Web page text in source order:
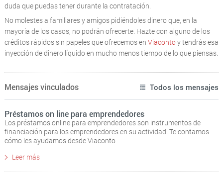
duda que puedas tener durante la contratación.
No molestes a familiares y amigos pidiéndoles dinero que, en la
mayoría de los casos, no podrán ofrecerte. Hazte con alguno de los
créditos rápidos sin papeles que ofrecemos en Viaconto y tendrás esa
inyección de dinero líquido en mucho menos tiempo de lo que piensas.
Mensajes vinculados Todos los mensajes
Préstamos on line para emprendedores
Los préstamos online para emprendedores son instrumentos de
financiación para los emprendedores en su actividad. Te contamos
cómo les ayudamos desde Viaconto
Leer más